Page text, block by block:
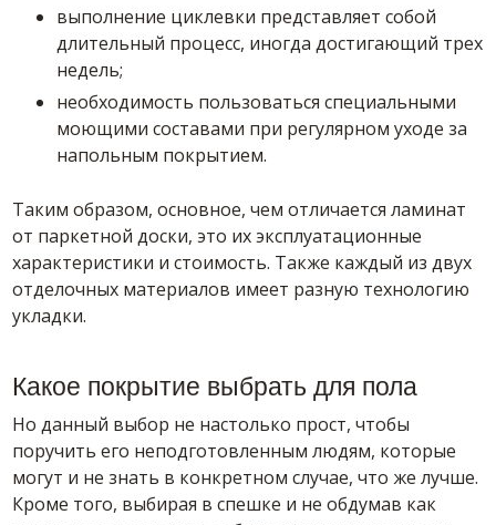
выполнение циклевки представляет собой
длительный процесс, иногда достигающий трех
недель;
необходимость пользоваться специальными
моющими составами при регулярном уходе за
напольным покрытием.
Таким образом, основное, чем отличается ламинат
от паркетной доски, это их эксплуатационные
характеристики и стоимость. Также каждый из двух
отделочных материалов имеет разную технологию
укладки.
Какое покрытие выбрать для пола
Но данный выбор не настолько прост, чтобы
поручить его неподготовленным людям, которые
могут и не знать в конкретном случае, что же лучше.
Кроме того, выбирая в спешке и не обдумав как